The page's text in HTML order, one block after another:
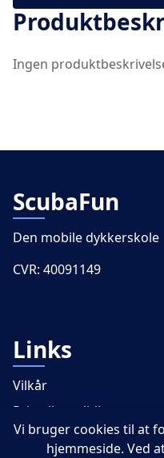
Ingen
ScubaFun
Den mobile dykkerskole
CVR: 40091149
Links
Vilkår
Privatlivspolitik
PADI
Vi bruger cookies til at
hjemmeside. Ved